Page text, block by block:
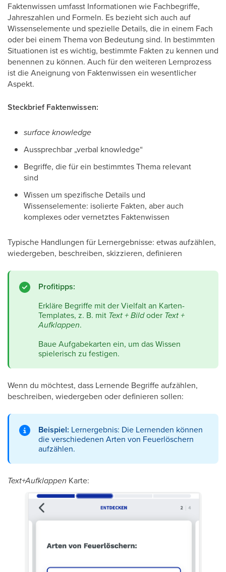
Faktenwissen umfasst Informationen wie Fachbegriffe,
Jahreszahlen und Formeln. Es bezieht sich auch auf
Wissenselemente und spezielle Details, die in einem Fach
oder bei einem Thema von Bedeutung sind. In bestimmten
Situationen ist es wichtig, bestimmte Fakten zu kennen und
benennen zu können. Auch für den weiteren Lernprozess
ist die Aneignung von Faktenwissen ein wesentlicher
Aspekt.
Steckbrief Faktenwissen:
surface knowledge
Aussprechbar „verbal knowledge“
Begriffe, die für ein bestimmtes Thema relevant
sind
Wissen um spezifische Details und
Wissenselemente: isolierte Fakten, aber auch
komplexes oder vernetztes Faktenwissen
Typische Handlungen für Lernergebnisse: etwas aufzählen,
wiedergeben, beschreiben, skizzieren, definieren
Profitipps:
Erkläre Begriffe mit der Vielfalt an Karten-
Templates, z. B. mit Text + Bildoder Text +
Aufklappen.
Baue Aufgabekarten ein, um das Wissen
spielerisch zu festigen.
Wenn du möchtest, dass Lernende Begriffe aufzählen,
beschreiben, wiedergeben oder definieren sollen:
Beispiel: Lernergebnis: Die Lernenden können
die verschiedenen Arten von Feuerlöschern
aufzählen.
Text+Aufklappen Karte: